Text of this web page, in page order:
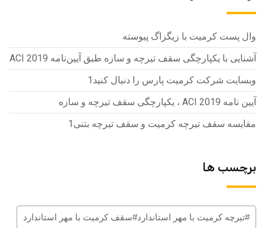
وال پست کرمیت با زیگزاگ پیوسته
آشنایی با یکپارچگی سقف تیرچه و سازه طبق آیین‌نامه ACI 2019
وبسایت شرکت کرمیت پارس را دنبال کنید1
آیین نامه ACI 2019 ، یکپارچگی سقف تیرچه و سازه
مقایسه سقف تیرچه کرمیت و سقف تیرچه بتنی1
برچسب ها
#تیرچه کرمیت با مهر استاندارد#سقف کرمیت با مهر استاندارد